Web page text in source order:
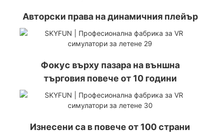
Авторски права на динамичния плейър
Фокус върху пазара на външна
търговия повече от 10 години
Изнесени са в повече от 100 страни